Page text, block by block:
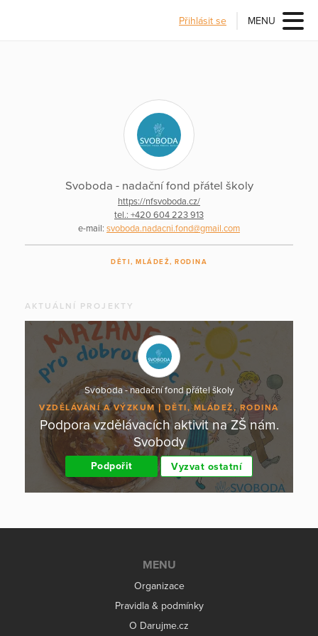
Přihlásit se MENU
Svoboda - nadační fond přátel školy
https://nfsvoboda.cz/
tel.: +420 604 223 913
e-mail: svoboda.nadacni.fond@gmail.com
DĚTI, MLÁDEŽ, RODINA
AKTUÁLNÍ PROJEKTY
Svoboda - nadační fond přátel školy
VZDĚLÁVÁNÍ A VÝZKUM DĚTI, MLÁDEŽ, RODINA
Podpora vzdělávacích aktivit na ZŠ nám.
Svobody
Podpořit Vyzvat ostatní
MENU
Organizace
Pravidla & podmínky
O Darujme.cz